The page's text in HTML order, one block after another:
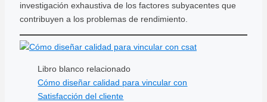
investigación exhaustiva de los factores subyacentes que
contribuyen a los problemas de rendimiento.
Libro blanco relacionado
Cómo diseñar calidad para vincular con
Satisfacción del cliente